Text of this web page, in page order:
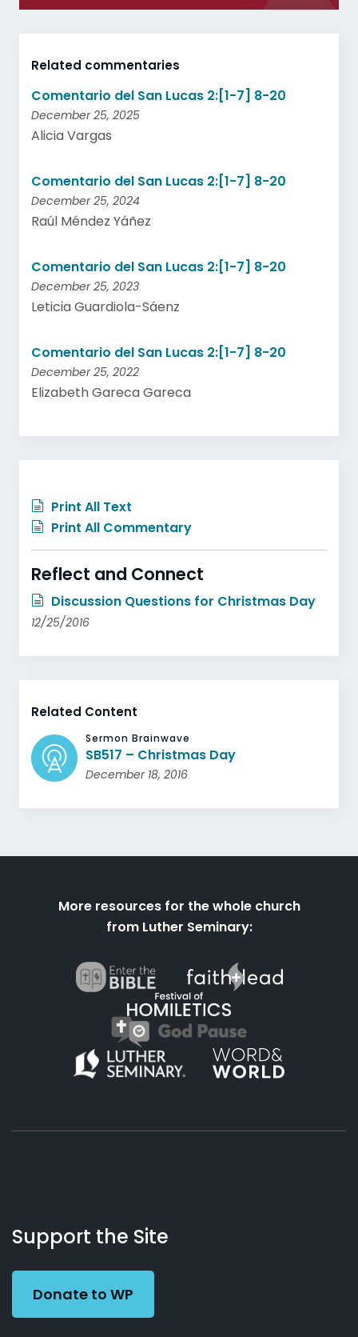
Related commentaries
Comentario del San Lucas 2:[1-7] 8-20
December 25, 2025
Alicia Vargas
Comentario del San Lucas 2:[1-7] 8-20
December 25, 2024
Raúl Méndez Yáñez
Comentario del San Lucas 2:[1-7] 8-20
December 25, 2023
Leticia Guardiola-Sáenz
Comentario del San Lucas 2:[1-7] 8-20
December 25, 2022
Elizabeth Gareca Gareca
Print All Text
Print All Commentary
Reflect and Connect
Discussion Questions for Christmas Day
12/25/2016
Related Content
Sermon Brainwave
SB517 – Christmas Day
December 18, 2016
More resources for the whole church
from Luther Seminary:
Working
Preacher
Us
Support the Site
Donate to WP